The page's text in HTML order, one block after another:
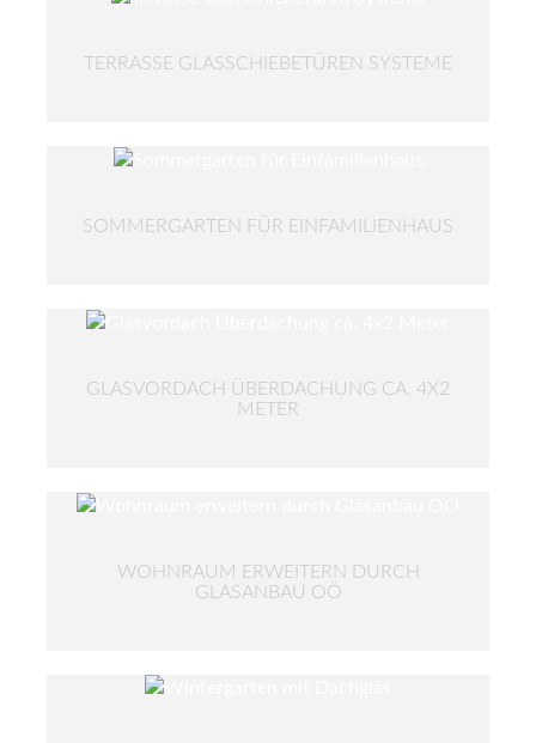
TERRASSE GLASSCHIEBETÜREN SYSTEME
SOMMERGARTEN FÜR EINFAMILIENHAUS
GLASVORDACH ÜBERDACHUNG CA. 4X2
METER
WOHNRAUM ERWEITERN DURCH
GLASANBAU OÖ